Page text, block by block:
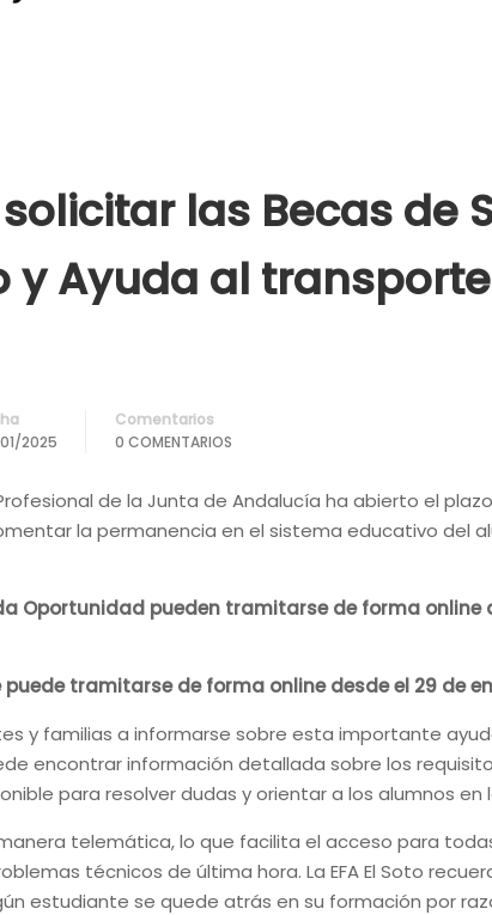
las Becas de
y Ayuda al
2025
Comentarios
0 COMENTARIOS
de la Junta de Andalucía ha abierto el
la permanencia en el sistema educativo del
Oportunidad pueden tramitarse de forma online
tramitarse de forma online desde el 29 de
y familias a informarse sobre esta importante
encontrar información detallada sobre los
para resolver dudas y orientar a los alumnos
telemática, lo que facilita el acceso para
técnicos de última hora. La EFA El Soto
estudiante se quede atrás en su formación por